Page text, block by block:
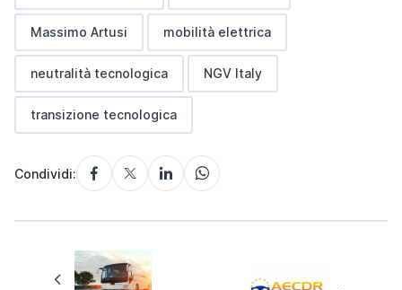
Massimo Artusi mobilità elettrica
neutralità tecnologica NGV Italy
transizione tecnologica
Condividi: